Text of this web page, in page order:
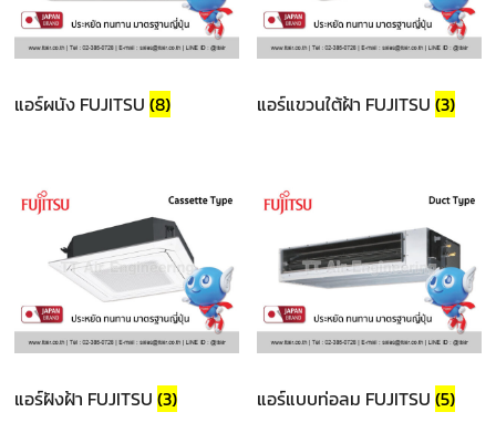
แอร์ผนัง FUJITSU(8) แอร์แขวนใต้ฝ้า FUJITSU(3)
แอร์ฝังฝ้า FUJITSU(3) แอร์แบบท่อลม FUJITSU(5)